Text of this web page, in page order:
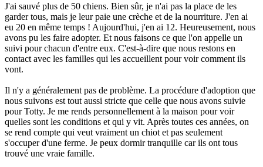
J'ai sauvé plus de 50 chiens. Bien sûr, je n'ai pas la place de les
garder tous, mais je leur paie une crèche et de la nourriture. J'en ai
eu 20 en même temps ! Aujourd'hui, j'en ai 12. Heureusement, nous
avons pu les faire adopter. Et nous faisons ce que l'on appelle un
suivi pour chacun d'entre eux. C'est-à-dire que nous restons en
contact avec les familles qui les accueillent pour voir comment ils
vont.
Il n'y a généralement pas de problème. La procédure d'adoption que
nous suivons est tout aussi stricte que celle que nous avons suivie
pour Totty. Je me rends personnellement à la maison pour voir
quelles sont les conditions et qui y vit. Après toutes ces années, on
se rend compte qui veut vraiment un chiot et pas seulement
s'occuper d'une ferme. Je peux dormir tranquille car ils ont tous
trouvé une vraie famille.